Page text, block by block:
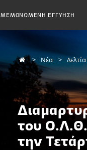
ΜΕΜΟΝΩΜΕΝΗ ΕΓΓΥΗΣΗ
Νέα
του
την